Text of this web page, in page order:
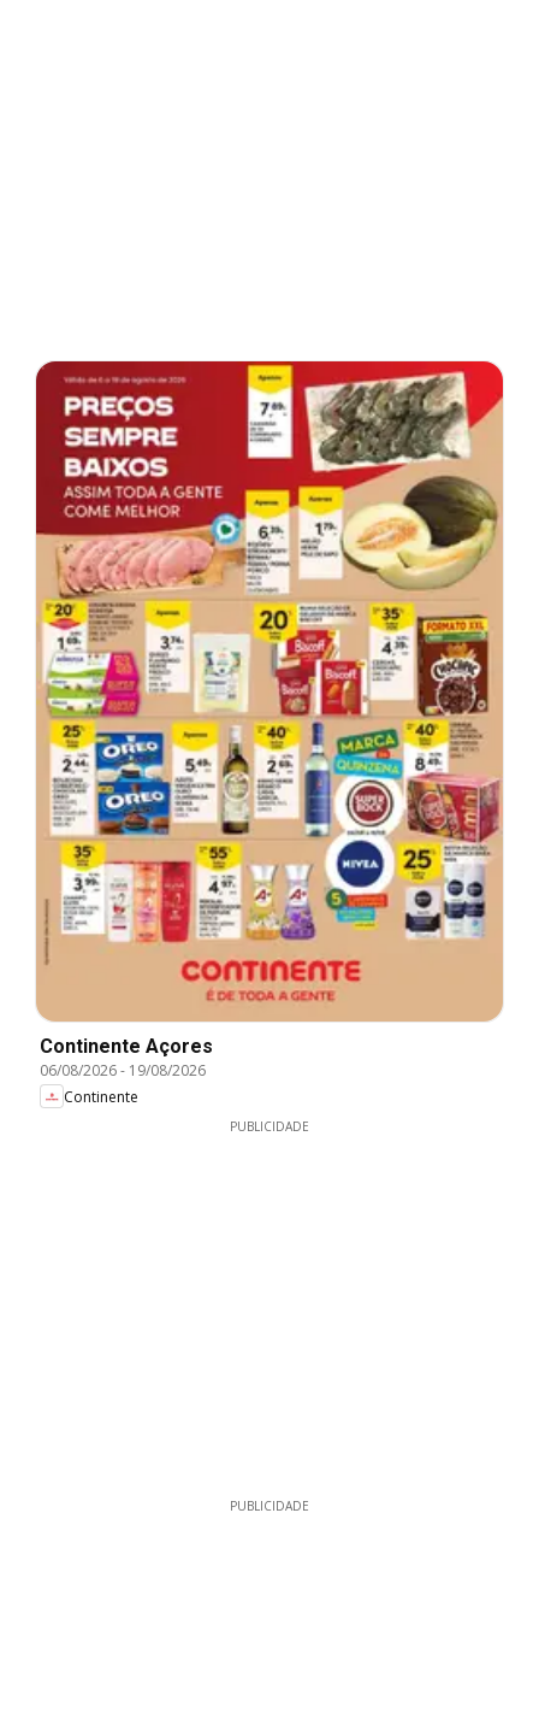
Continente Açores
06/08/2026- 19/08/2026
Continente
PUBLICIDADE
PUBLICIDADE